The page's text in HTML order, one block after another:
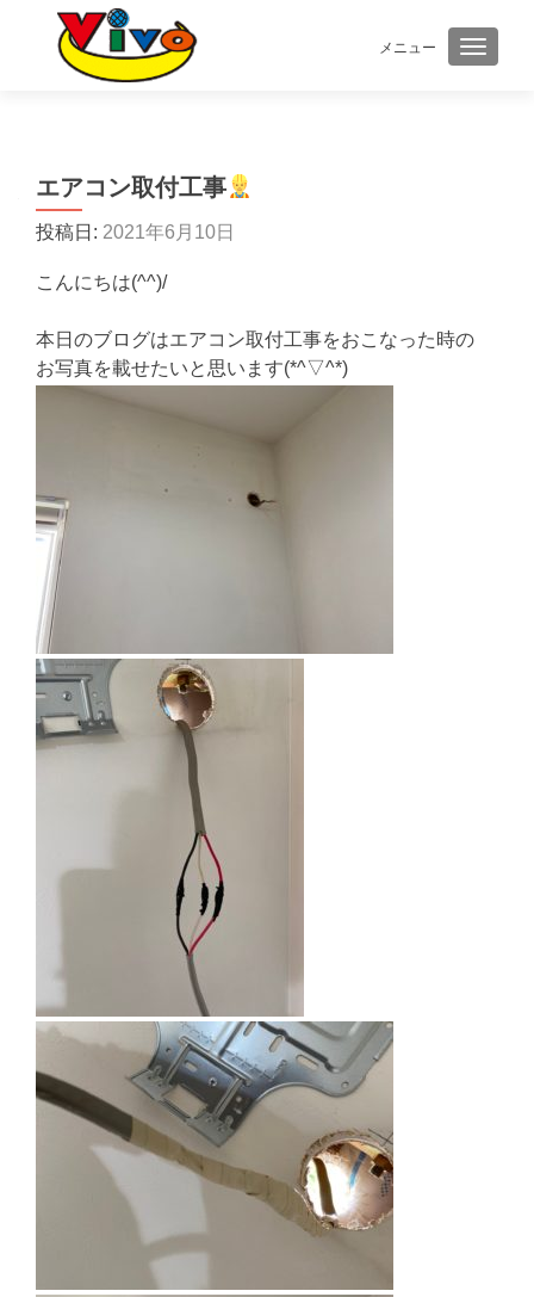
メニュー ナビゲ
エアコン取付工事
投稿日: 2021年6月10日
こんにちは(^^)/
本日のブログはエアコン取付工事をおこなった時の
お写真を載せたいと思います(*^▽^*)